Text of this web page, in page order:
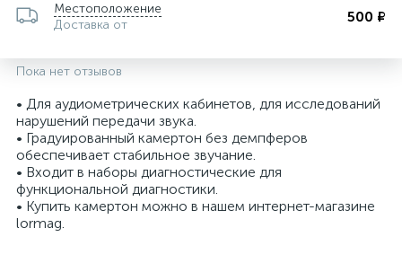
Местоположение
Доставка от
500 ₽
Пока нет отзывов
• Для аудиометрических кабинетов, для исследований
нарушений передачи звука.
• Градуированный камертон без демпферов
обеспечивает стабильное звучание.
• Входит в наборы диагностические для
функциональной диагностики.
• Купить камертон можно в нашем интернет-магазине
lormag.